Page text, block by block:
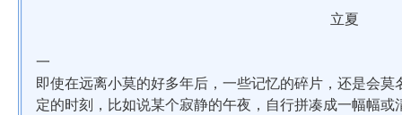
立夏
一
即使在远离小莫的好多年后，一些记忆的碎片，还是会
定的时刻，比如说某个寂静的午夜，自行拼凑成一幅幅